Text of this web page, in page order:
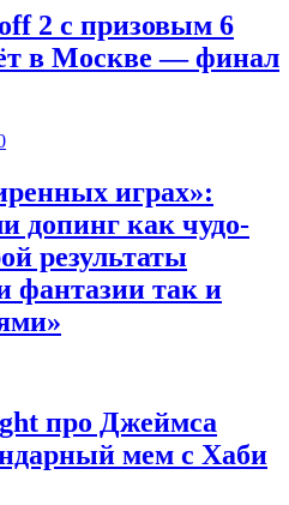
2 с призовым 6
в Москве — финал
играх»:
допинг как чудо-
результаты
фантазии так и
про Джеймса
мем с Хаби